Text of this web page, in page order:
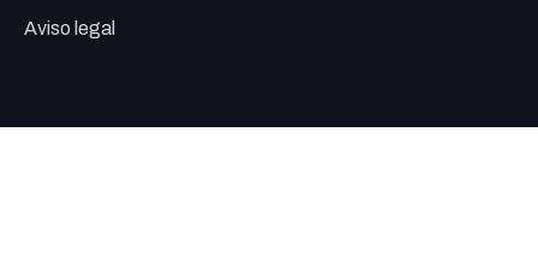
Aviso legal